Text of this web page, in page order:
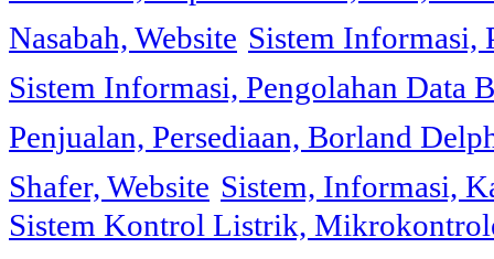
Nasabah, Website Sistem Informasi,
Sistem Informasi, Pengolahan Data
Penjualan, Persediaan, Borland
Shafer, Website Sistem, Informasi,
Sistem Kontrol Listrik,